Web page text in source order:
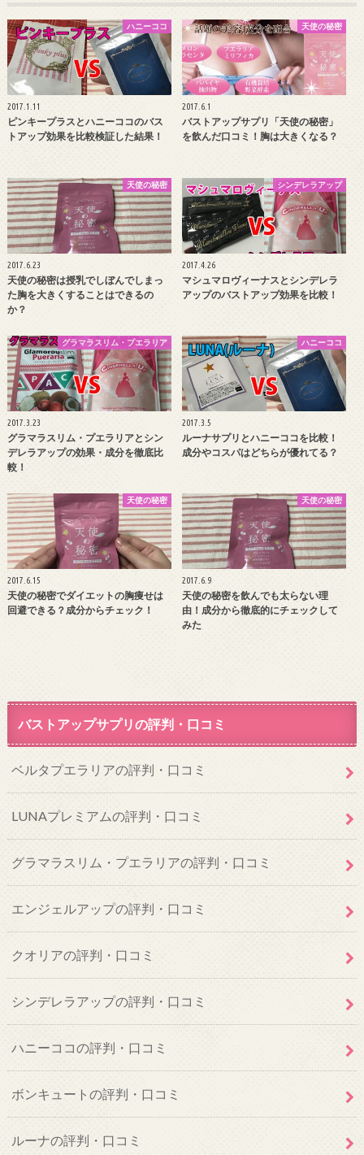
ハニーココ
2017.1.11
ピンキープラスとハニーココのバス
トアップ効果を比較検証した結果！
天使の秘密
2017.6.1
バストアップサプリ「天使の秘密」
を飲んだ口コミ！胸は大きくなる？
天使の秘密
2017.6.23
天使の秘密は授乳でしぼんでしまっ
た胸を大きくすることはできるの
か？
シンデレラアップ
2017.4.26
マシュマロヴィーナスとシンデレラ
アップのバストアップ効果を比較！
グラマラスリム・プエラリア
2017.3.23
グラマラスリム・プエラリアとシン
デレラアップの効果・成分を徹底比
較！
ハニーココ
2017.3.5
ルーナサプリとハニーココを比較！
成分やコスパはどちらが優れてる？
天使の秘密
2017.6.15
天使の秘密でダイエットの胸痩せは
回避できる？成分からチェック！
天使の秘密
2017.6.9
天使の秘密を飲んでも太らない理
由！成分から徹底的にチェックして
みた
バストアップサプリの評判・口コミ
ベルタプエラリアの評判・口コミ
LUNAプレミアムの評判・口コミ
グラマラスリム・プエラリアの評判・口コミ
エンジェルアップの評判・口コミ
クオリアの評判・口コミ
シンデレラアップの評判・口コミ
ハニーココの評判・口コミ
ボンキュートの評判・口コミ
ルーナの評判・口コミ